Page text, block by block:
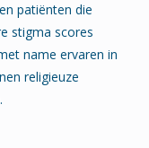
patiënten die
stigma scores
name ervaren in
religieuze